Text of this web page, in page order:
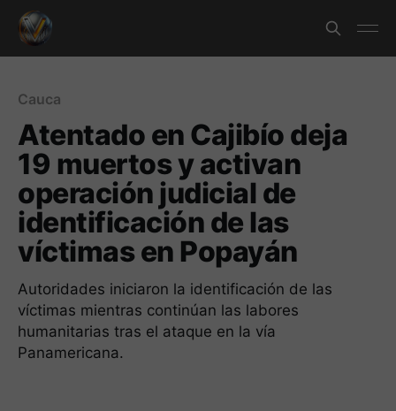
Cauca
Atentado en Cajibío deja
19 muertos y activan
operación judicial de
identificación de las
víctimas en Popayán
Autoridades iniciaron la identificación de las
víctimas mientras continúan las labores
humanitarias tras el ataque en la vía
Panamericana.